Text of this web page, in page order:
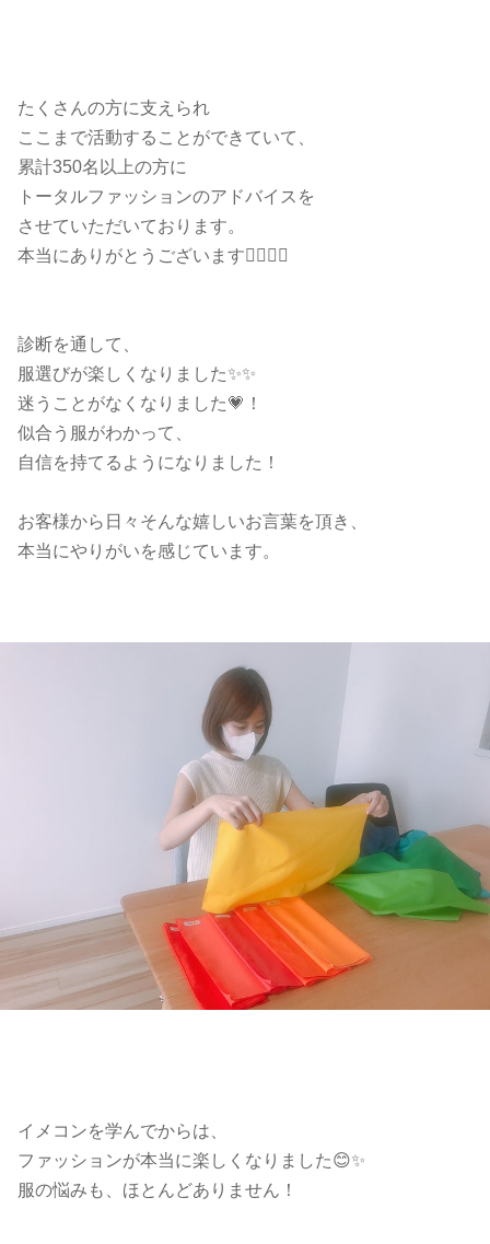
たくさんの方に支えられ
ここまで活動することができていて、
累計350名以上の方に
トータルファッションのアドバイスを
させていただいております。
本当にありがとうございます🙇‍♀️✨✨
診断を通して、
服選びが楽しくなりました✨✨
迷うことがなくなりました💗！
似合う服がわかって、
自信を持てるようになりました！
お客様から日々そんな嬉しいお言葉を頂き、
本当にやりがいを感じています。
イメコンを学んでからは、
ファッションが本当に楽しくなりました😊✨
服の悩みも、ほとんどありません！